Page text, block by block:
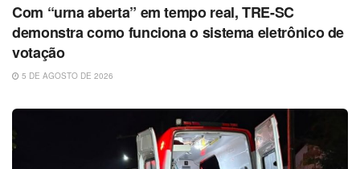
Com “urna aberta” em tempo real, TRE-SC
demonstra como funciona o sistema eletrônico de
votação
5 DE AGOSTO DE 2026